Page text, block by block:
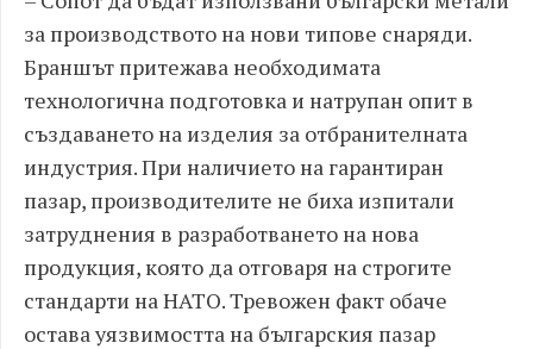
за производството на нови типове снаряди.
Браншът притежава необходимата
технологична подготовка и натрупан опит в
създаването на изделия за отбранителната
индустрия. При наличието на гарантиран
пазар, производителите не биха изпитали
затруднения в разработването на нова
продукция, която да отговаря на строгите
стандарти на НАТО. Тревожен факт обаче
остава уязвимостта на българския пазар